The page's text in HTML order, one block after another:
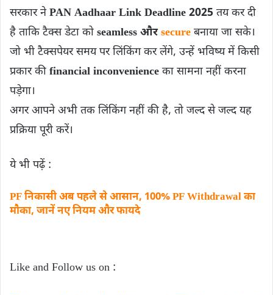
सरकार नेPAN Aadhaar Link Deadline 2025 तय कर दी
है ताकि टैक्स डेटा को seamless औरsecure बनाया जा सके।
जो भी टैक्सपेयर समय पर लिंकिंग कर लेंगे, उन्हें भविष्य में किसी
प्रकार की financial inconvenience का सामना नहीं करना
पड़ेगा।
अगर आपने अभी तक लिंकिंग नहीं की है, तो जल्द से जल्द यह
प्रक्रिया पूरी करें।
ये भी पढ़ें :
PF निकासी अब पहले से आसान, 100% PF Withdrawal का
मौका, जानें नए नियम और फायदे
Like and Follow us on :